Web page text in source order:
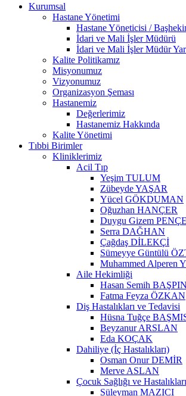
Kurumsal
Hastane Yönetimi
Hastane Yöneticisi /
İdari ve Mali İşler Müdürü
İdari ve Mali İşler Müdür
Kalite Politikamız
Misyonumuz
Vizyonumuz
Organizasyon Şeması
Hastanemiz
Değerlerimiz
Hastanemiz Hakkında
Kalite Yönetimi
Tıbbi Birimler
Kliniklerimiz
Acil Tıp
Yeşim TULUM
Zübeyde YAŞAR
Yücel GÖKDUMAN
Oğuzhan HANÇER
Duygu Gizem PENÇE
Serra DAĞHAN
Çağdaş DİLEKÇİ
Sümeyye Güntülü
Muhammed Alperen
Aile Hekimliği
Hasan Semih
Fatma Feyza ÖZKAN
Diş Hastalıkları ve Tedavisi
Hüsna Tuğçe
Beyzanur ARSLAN
Eda KOÇAK
Dahiliye (İç Hastalıkları)
Osman Onur DEMİR
Merve ASLAN
Çocuk Sağlığı ve Hastalıkları
Süleyman MAZICI